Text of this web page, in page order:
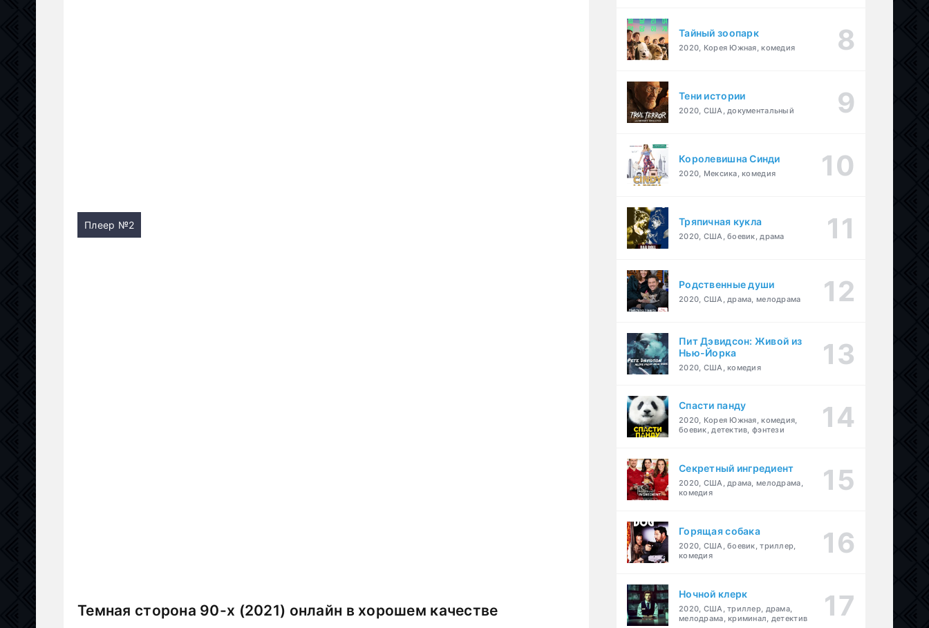
Плеер №2
Темная сторона 90-х (2021) онлайн в хорошем качестве
Тайный зоопарк
2020, Корея Южная, комедия
Тени истории
2020, США, документальный
Королевишна Синди
2020, Мексика, комедия
Тряпичная кукла
2020, США, боевик, драма
Родственные души
2020, США, драма, мелодрама
Пит Дэвидсон: Живой из
Нью-Йорка
2020, США, комедия
Спасти панду
2020, Корея Южная, комедия,
боевик, детектив, фэнтези
Секретный ингредиент
2020, США, драма, мелодрама,
комедия
Горящая собака
2020, США, боевик, триллер,
комедия
Ночной клерк
2020, США, триллер, драма,
мелодрама, криминал, детектив